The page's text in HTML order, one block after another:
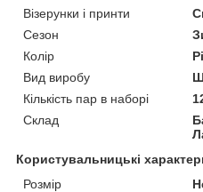
Візерунки і принти
Сезон
Колір
Вид виробу
Кількість пар в наборі
Склад
Користувальницькі
Розмір